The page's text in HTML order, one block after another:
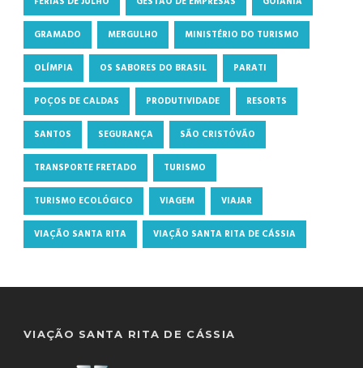
GRAMADO MERGULHO MINISTÉRIO DO TURISMO
OLÍMPIA OS SABORES DO BRASIL PARATI
POÇOS DE CALDAS PRODUTIVIDADE RESORTS
SANTOS SEGURANÇA SÃO CRISTÓVÃO
TRANSPORTE FRETADO TURISMO
TURISMO ECOLÓGICO VIAGEM VIAJAR
VIAÇÃO SANTA RITA VIAÇÃO SANTA RITA DE CÁSSIA
VIAÇÃO SANTA RITA DE CÁSSIA